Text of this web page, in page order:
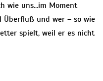
wie uns…im Moment
Überfluß und wer – so wie
spielt, weil er es nicht